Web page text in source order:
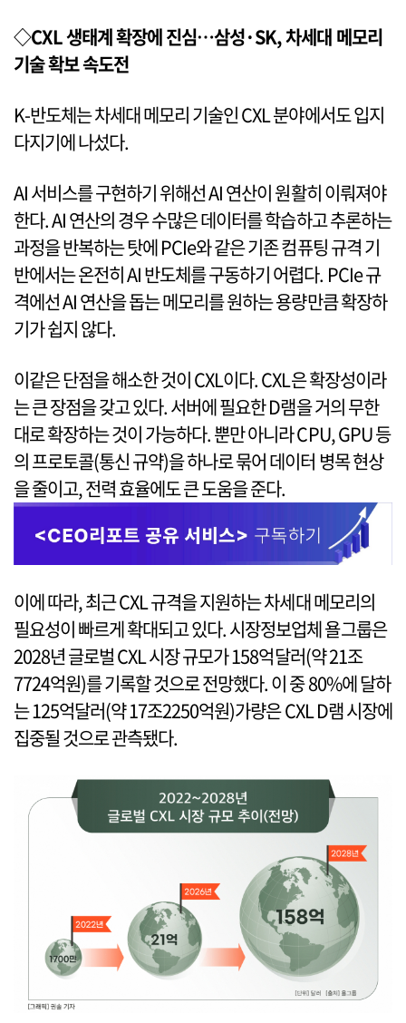
◇CXL 생태계 확장에 진심…삼성·SK, 차세대 메모리
기술 확보 속도전
K-반도체는 차세대 메모리 기술인 CXL 분야에서도 입지
다지기에 나섰다.
AI 서비스를 구현하기 위해선 AI 연산이 원활히 이뤄져야
한다. AI 연산의 경우 수많은 데이터를 학습하고 추론하는
과정을 반복하는 탓에 PCIe와 같은 기존 컴퓨팅 규격 기
반에서는 온전히 AI 반도체를 구동하기 어렵다. PCIe 규
격에선 AI 연산을 돕는 메모리를 원하는 용량만큼 확장하
기가 쉽지 않다.
이같은 단점을 해소한 것이 CXL이다. CXL은 확장성이라
는 큰 장점을 갖고 있다. 서버에 필요한 D램을 거의 무한
대로 확장하는 것이 가능하다. 뿐만 아니라 CPU, GPU 등
의 프로토콜(통신 규약)을 하나로 묶어 데이터 병목 현상
을 줄이고, 전력 효율에도 큰 도움을 준다.
이에 따라, 최근 CXL 규격을 지원하는 차세대 메모리의
필요성이 빠르게 확대되고 있다. 시장정보업체 욜그룹은
2028년 글로벌 CXL 시장 규모가 158억달러(약 21조
7724억원)를 기록할 것으로 전망했다. 이 중 80%에 달하
는 125억달러(약 17조2250억원)가량은 CXL D램 시장에
집중될 것으로 관측됐다.